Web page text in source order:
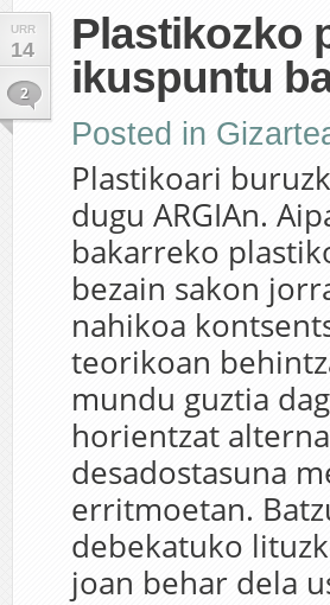
URR
14
2
Plastikozko
ikuspuntu
Posted in
Plastikoari
dugu ARGIAn.
bakarreko
bezain sakon
nahikoa
teorikoan
mundu guztia
horientzat
desadostasuna
erritmoetan.
debekatuko
joan behar dela